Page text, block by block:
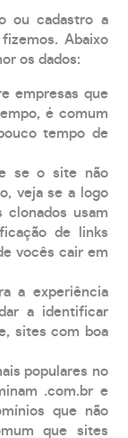
ou cadastro a
Abaixo
os dados:
empresas que
é comum
tempo de
se o site não
veja se a logo
clonados usam
de links
vocês cair em
a experiência
a identificar
sites com boa
populares no
.com.br e
que não
que sites